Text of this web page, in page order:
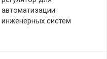
автоматизации
инженерных систем